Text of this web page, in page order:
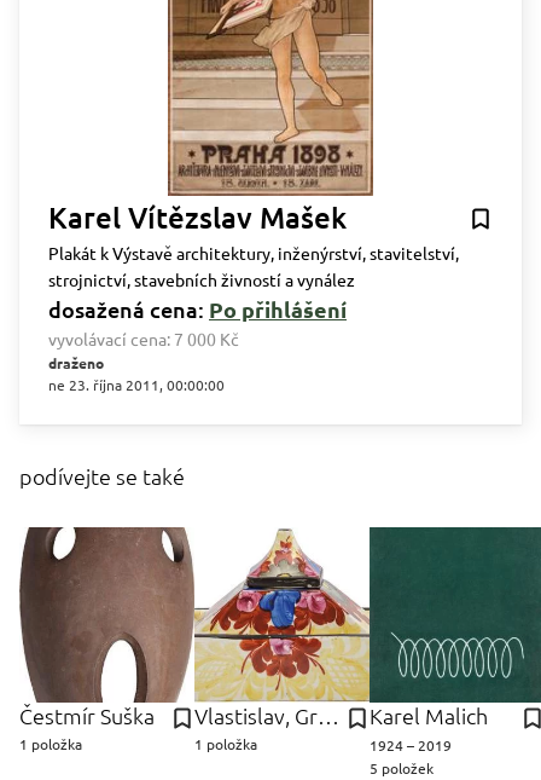
Karel Vítězslav Mašek
Plakát k Výstavě architektury, inženýrství, stavitelství,
strojnictví, stavebních živností a vynález
dosažená cena: Po přihlášení
vyvolávací cena: 7 000 Kč
draženo
ne 23. října 2011, 00:00:00
podívejte se také
Čestmír Suška
1 položka
Vlastislav, Graniton Hofman
1 položka
Karel Malich
1924 – 2019
5 položek